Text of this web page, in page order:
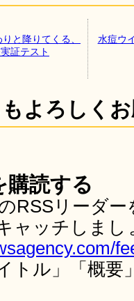
と降りてくる、
証テスト
水痘ウ
よろしく
購読する
RSSリーダ
ャッチしま
トル」「概要